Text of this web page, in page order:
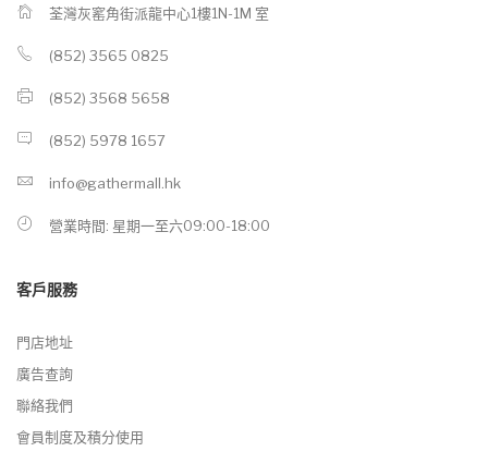
荃灣灰窰角街派龍中心1樓1N-1M 室
(852) 3565 0825
(852) 3568 5658
(852) 5978 1657
info@gathermall.hk
營業時間: 星期一至六09:00-18:00
客戶服務
門店地址
廣告查詢
聯絡我們
會員制度及積分使用